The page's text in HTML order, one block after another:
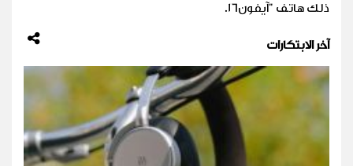
ذلك هاتف "آيفون16.
آخر الابتكارات